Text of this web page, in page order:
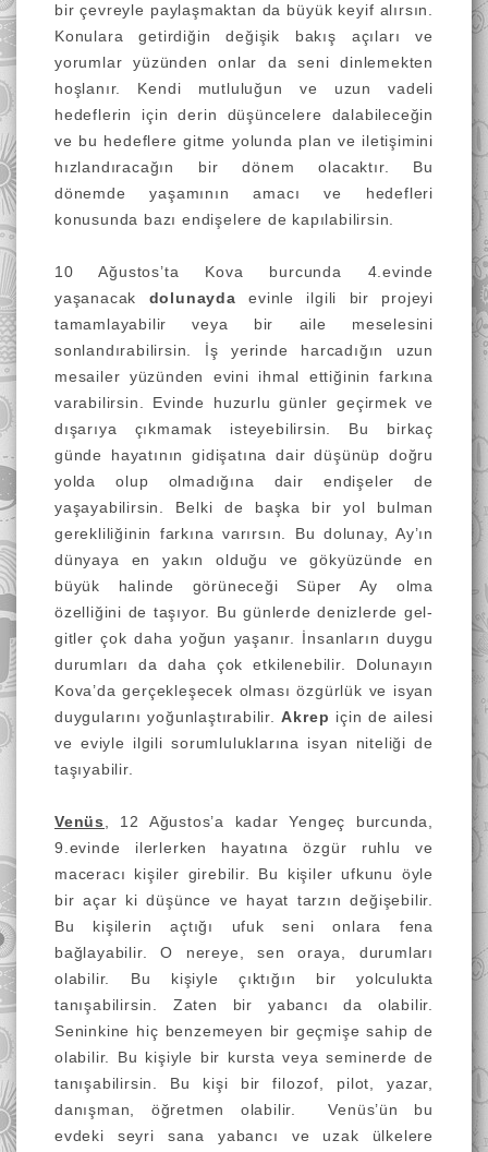
bir çevreyle paylaşmaktan da büyük keyif alırsın.
Konulara getirdiğin değişik bakış açıları ve
yorumlar yüzünden onlar da seni dinlemekten
hoşlanır. Kendi mutluluğun ve uzun vadeli
hedeflerin için derin düşüncelere dalabileceğin
ve bu hedeflere gitme yolunda plan ve iletişimini
hızlandıracağın bir dönem olacaktır. Bu
dönemde yaşamının amacı ve hedefleri
konusunda bazı endişelere de kapılabilirsin.
10 Ağustos’ta Kova burcunda 4.evinde
yaşanacak dolunaydaevinle ilgili bir projeyi
tamamlayabilir veya bir aile meselesini
sonlandırabilirsin. İş yerinde harcadığın uzun
mesailer yüzünden evini ihmal ettiğinin farkına
varabilirsin. Evinde huzurlu günler geçirmek ve
dışarıya çıkmamak isteyebilirsin. Bu birkaç
günde hayatının gidişatına dair düşünüp doğru
yolda olup olmadığına dair endişeler de
yaşayabilirsin. Belki de başka bir yol bulman
gerekliliğinin farkına varırsın. Bu dolunay, Ay’ın
dünyaya en yakın olduğu ve gökyüzünde en
büyük halinde görüneceği Süper Ay olma
özelliğini de taşıyor. Bu günlerde denizlerde gel-
gitler çok daha yoğun yaşanır. İnsanların duygu
durumları da daha çok etkilenebilir. Dolunayın
Kova’da gerçekleşecek olması özgürlük ve isyan
duygularını yoğunlaştırabilir.Akrep için de ailesi
ve eviyle ilgili sorumluluklarına isyan niteliği de
taşıyabilir.
Venüs
, 12 Ağustos’a kadar Yengeç burcunda,
9.evinde ilerlerken hayatına özgür ruhlu ve
maceracı kişiler girebilir. Bu kişiler ufkunu öyle
bir açar ki düşünce ve hayat tarzın değişebilir.
Bu kişilerin açtığı ufuk seni onlara fena
bağlayabilir. O nereye, sen oraya, durumları
olabilir. Bu kişiyle çıktığın bir yolculukta
tanışabilirsin. Zaten bir yabancı da olabilir.
Seninkine hiç benzemeyen bir geçmişe sahip de
olabilir. Bu kişiyle bir kursta veya seminerde de
tanışabilirsin. Bu kişi bir filozof, pilot, yazar,
danışman, öğretmen olabilir. Venüs’ün bu
evdeki seyri sana yabancı ve uzak ülkelere